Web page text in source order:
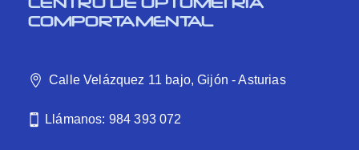
COMPORTAMENTAL
Calle Velázquez 11 bajo, Gijón - Asturias
Llámanos: 984 393 072